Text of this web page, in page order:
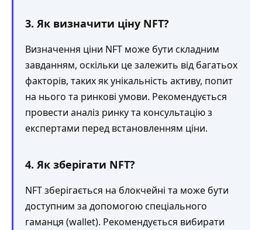
3. Як визначити ціну NFT?
Визначення ціни NFT може бути складним
завданням, оскільки це залежить від багатьох
факторів, таких як унікальність активу, попит
на нього та ринкові умови. Рекомендується
провести аналіз ринку та консультацію з
експертами перед встановленням ціни.
4. Як зберігати NFT?
NFT зберігається на блокчейні та може бути
доступним за допомогою спеціального
гаманця (wallet). Рекомендується вибирати